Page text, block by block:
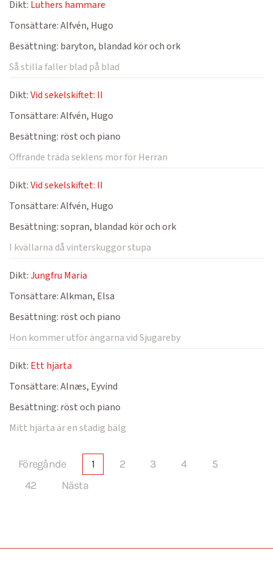
Dikt: Luthers hammare
Tonsättare:Alfvén, Hugo
Besättning: baryton, blandad kör och ork
Så stilla faller blad på blad
Dikt:Vid sekelskiftet: II
Tonsättare:Alfvén, Hugo
Besättning: röst och piano
Offrande träda seklens mör för Herran
Dikt:Vid sekelskiftet: II
Tonsättare:Alfvén, Hugo
Besättning:sopran, blandad kör och ork
I kvällarna då vinterskuggor stupa
Dikt:Jungfru Maria
Tonsättare:Alkman, Elsa
Besättning: röst och piano
Hon kommer utför ängarna vid Sjugareby
Dikt: Ett hjärta
Tonsättare:Alnæs, Eyvind
Besättning: röst och piano
Mitt hjärta är en stadig bälg
Föregånde 1 2 3 4
5
42
Nästa